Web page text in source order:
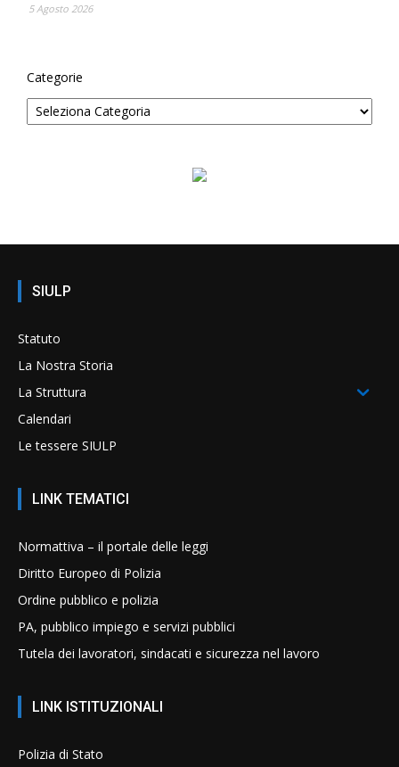
5 Agosto 2026
Categorie
SIULP
Statuto
La Nostra Storia
La Struttura
Calendari
Le tessere SIULP
LINK TEMATICI
Normattiva – il portale delle leggi
Diritto Europeo di Polizia
Ordine pubblico e polizia
PA, pubblico impiego e servizi pubblici
Tutela dei lavoratori, sindacati e sicurezza nel lavoro
LINK ISTITUZIONALI
Polizia di Stato